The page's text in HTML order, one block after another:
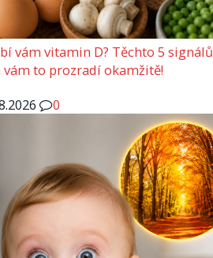
vám vitamin D? Těchto 5 signálů
vám to prozradí okamžitě!
0